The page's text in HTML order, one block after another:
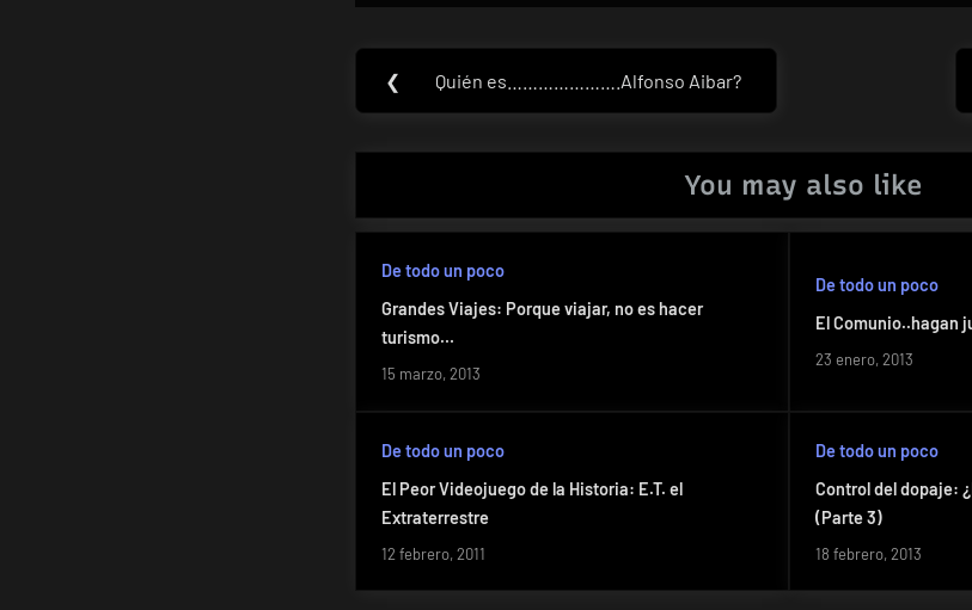
Navegación
de
❮
Previous
Quién es………………….Alfonso Aibar?
You may also like
De todo un poco
Grandes Viajes: Porque viajar, no es hacer
turismo…
15 marzo, 2013
De todo un poco
El Comunio..hagan
23 enero, 2013
De todo un poco
El Peor Videojuego de la Historia: E.T. el
Extraterrestre
12 febrero, 2011
De todo un poco
Control del dopaje:
(Parte 3)
18 febrero, 2013